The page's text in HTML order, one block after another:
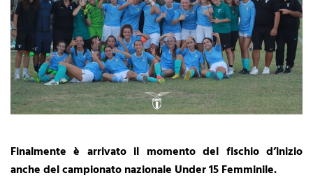
Finalmente è arrivato il momento del fischio d’inizio
anche del campionato nazionale Under 15 Femminile.